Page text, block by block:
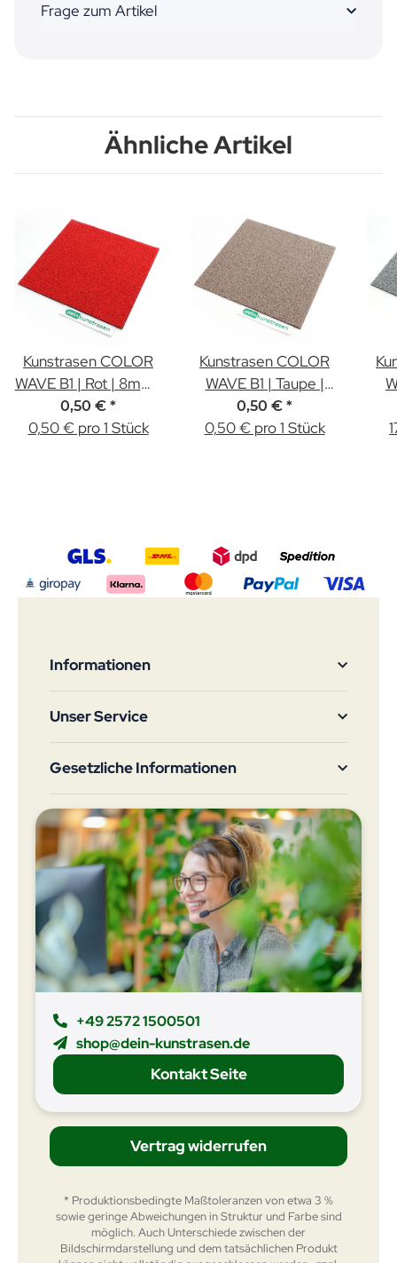
Frage zum Artikel
Ähnliche Artikel
Kunstrasen COLOR
WAVE B1 | Rot | 8mm |
Muster
0,50 € *
0,50 € pro 1 Stück
Kunstrasen COLOR
WAVE B1 | Taupe |
8mm | Muster
0,50 € *
0,50 € pro 1 Stück
Informationen
Unser Service
Gesetzliche Informationen
+49 2572 1500501
shop@dein-kunstrasen.de
Kontakt Seite
Vertrag widerrufen
* Produktionsbedingte Maßtoleranzen von etwa 3 %
sowie geringe Abweichungen in Struktur und Farbe sind
möglich. Auch Unterschiede zwischen der
Bildschirmdarstellung und dem tatsächlichen Produkt